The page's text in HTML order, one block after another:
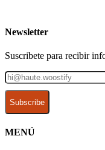
Newsletter
Suscribete para recibir
MENÚ